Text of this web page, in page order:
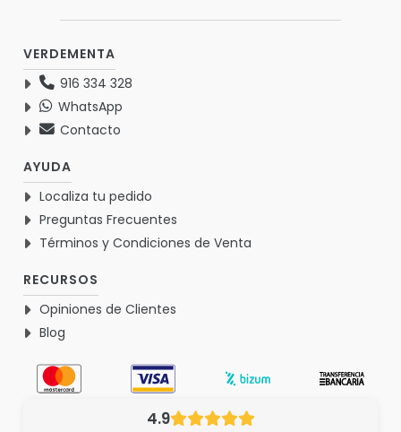
VERDEMENTA
916 334 328
WhatsApp
Contacto
AYUDA
Localiza tu pedido
Preguntas Frecuentes
Términos y Condiciones de Venta
RECURSOS
Opiniones de Clientes
Blog
4.9